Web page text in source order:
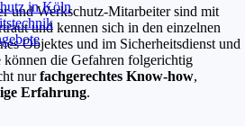
in Köln
und Werkschutz-Mitarbeiter sind mit
und kennen sich in den einzelnen
Objektes und im Sicherheitsdienst und
können die Gefahren folgerichtig
nurfachgerechtes Know-how,
Erfahrung.